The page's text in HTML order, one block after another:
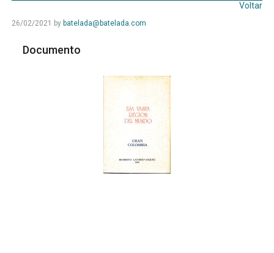
Voltar
26/02/2021 by batelada@batelada.com
Documento